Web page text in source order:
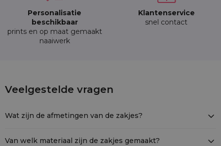
Personalisatie
beschikbaar
prints en op maat gemaakt
naaiwerk
Klantenservice
snel contact
10 stuks Katoenen zakjes 9 x 12 cm -
Veelgestelde vragen
Wat zijn de afmetingen van de zakjes?
Van welk materiaal zijn de zakjes gemaakt?